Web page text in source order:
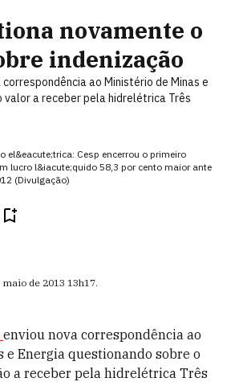
novamente o
indenização
correspondência ao Ministério de Minas e
valor a receber pela hidrelétrica Três
el&eacute;trica: Cesp encerrou o primeiro
lucro l&iacute;quido 58,3 por cento maior ante
(Divulgação)
maio de 2013 13h17.
enviou nova correspondência ao
e Energia questionando sobre o
a receber pela hidrelétrica Três